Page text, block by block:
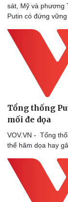
sát, Mỹ và phương
Putin có đứng
Tổng thống
mối đe dọa
VOV.VN - Tổng
thể hăm dọa hay